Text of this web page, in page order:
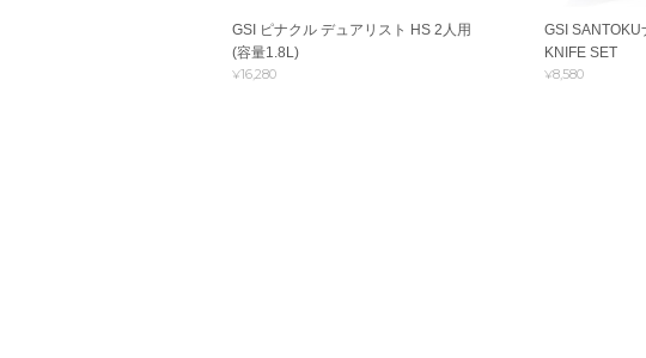
GSI ピナクル デュアリスト HS 2人用
(容量1.8L)
¥16,280
GSI SANTOKU
KNIFE SET
¥8,580